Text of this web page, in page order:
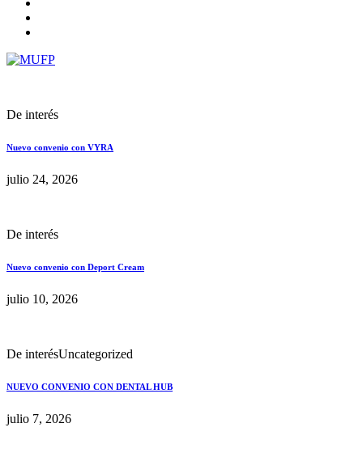
De interés
Nuevo convenio con VYRA
julio 24, 2026
De interés
Nuevo convenio con Deport Cream
julio 10, 2026
De interésUncategorized
NUEVO CONVENIO CON DENTAL HUB
julio 7, 2026